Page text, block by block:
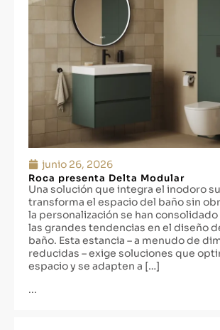
junio 26, 2026
Roca presenta Delta Modular
Una solución que integra el inodoro
transforma el espacio del baño sin
la personalización se han
las grandes tendencias en el diseño
baño. Esta estancia – a menudo de
reducidas – exige soluciones que
espacio y se adapten a […]
...